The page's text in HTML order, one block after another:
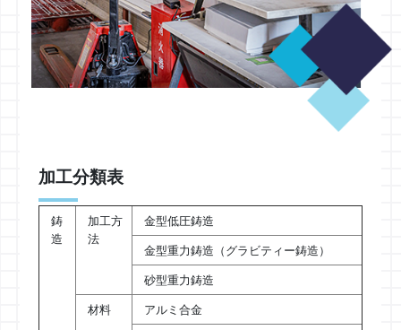
加工分類表
鋳
造
加工方
法
金型低圧鋳造
金型重力鋳造（グラビティー鋳造）
砂型重力鋳造
材料 アルミ合金